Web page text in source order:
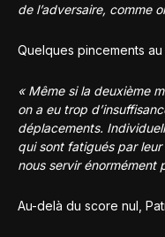
de l’adversaire, comme
Quelques pincements
« Même si la deuxième
on a eu trop
déplacements.
qui sont fatigués par leur
nous servir énormément
Au-delà du score nul,